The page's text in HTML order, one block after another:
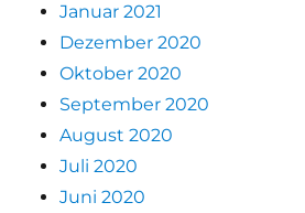
Januar 2021
Dezember 2020
Oktober 2020
September 2020
August 2020
Juli 2020
Juni 2020